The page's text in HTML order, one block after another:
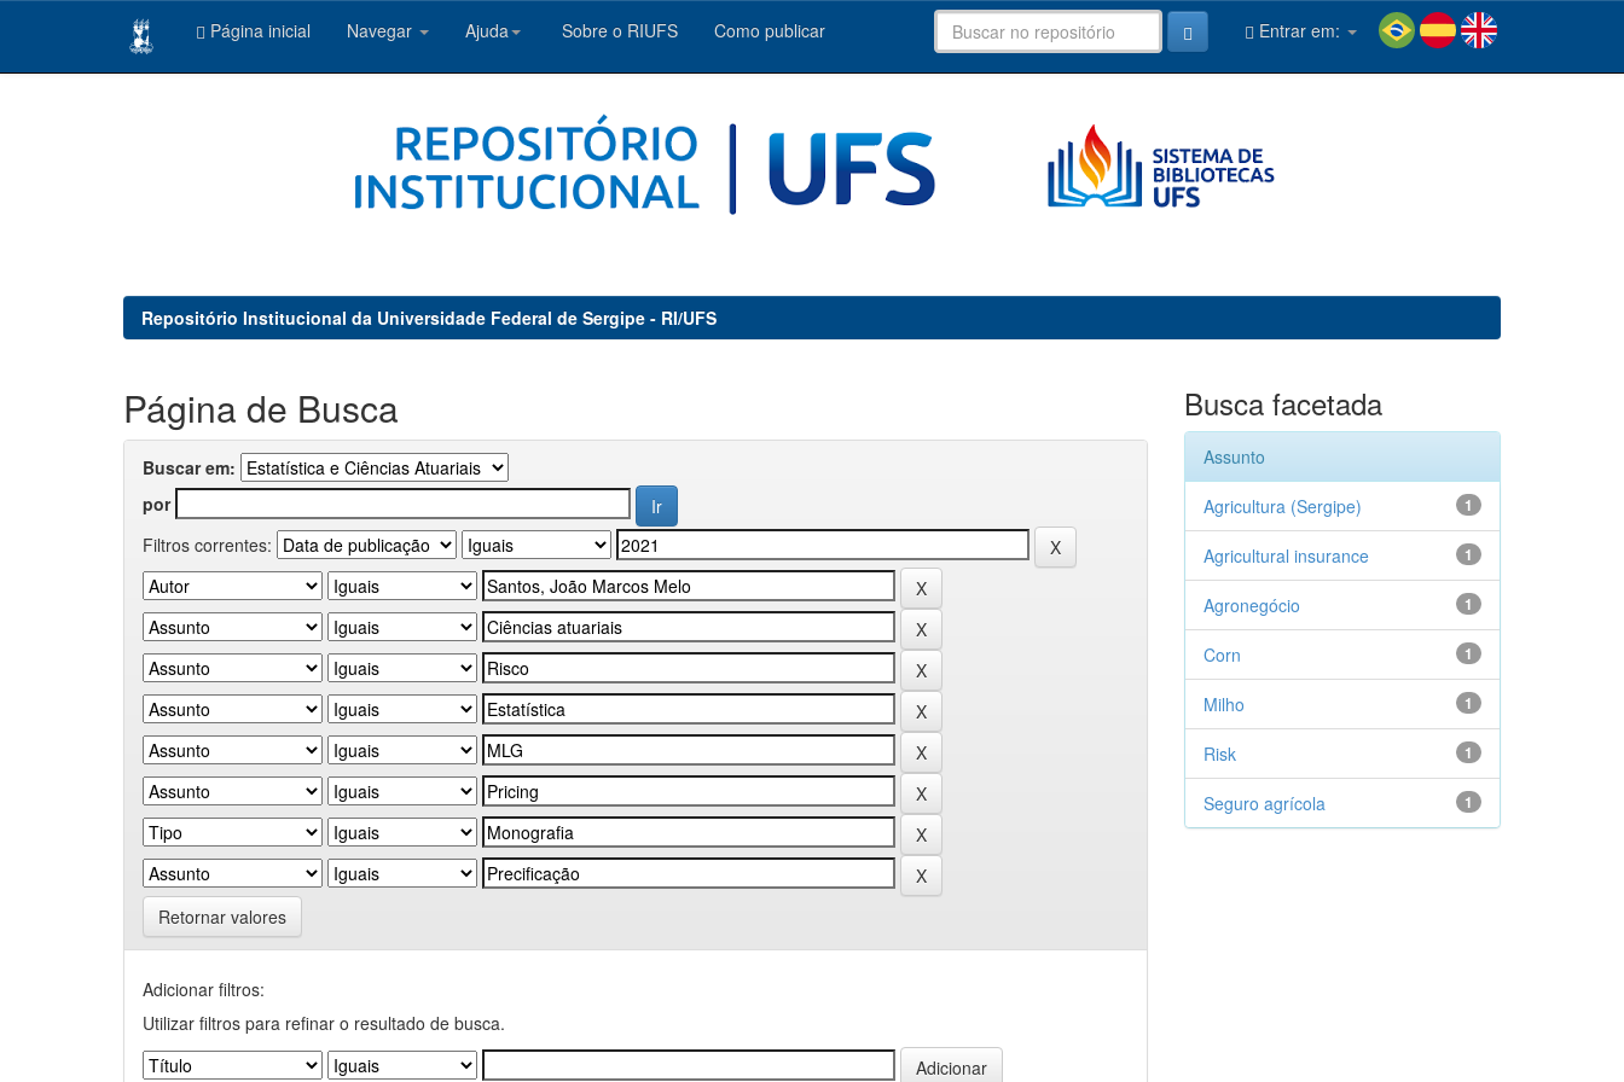
Página inicial Navegar Ajuda Sobre o RIUFS Como publicar Entrar em:
Repositório Institucional da Universidade Federal de Sergipe - RI/UFS
Página de Busca
Buscar em:
por
Filtros correntes:
Retornar valores
Adicionar filtros:
Utilizar filtros para refinar o resultado de busca.
Busca facetada
Assunto
1
Agricultura (Sergipe)
1
Agricultural insurance
1
Agronegócio
1
Corn
1
Milho
1
Risk
1
Seguro agrícola